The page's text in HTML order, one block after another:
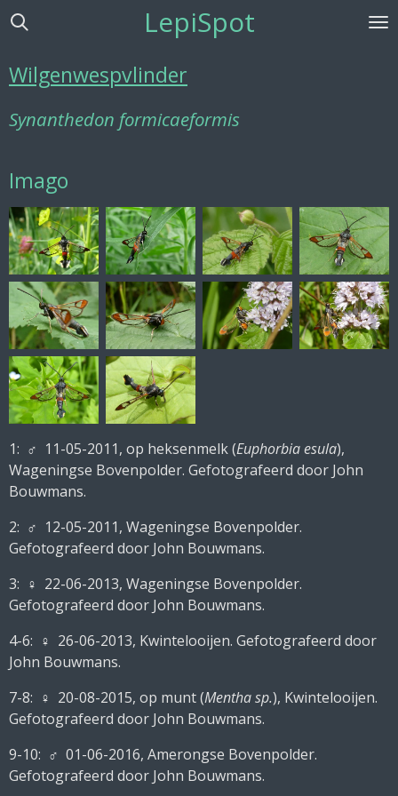
Ga
de
LepiSpot
Wilgenwespvlinder
Synanthedon formicaeformis
Imago
1: ♂ 11-05-2011, op heksenmelk (Euphorbia esula),
Wageningse Bovenpolder. Gefotografeerd door John
Bouwmans.
2: ♂ 12-05-2011, Wageningse Bovenpolder.
Gefotografeerd door John Bouwmans.
3: ♀ 22-06-2013, Wageningse Bovenpolder.
Gefotografeerd door John Bouwmans.
4-6: ♀ 26-06-2013, Kwintelooijen. Gefotografeerd door
John Bouwmans.
7-8: ♀ 20-08-2015, op munt (Mentha sp.), Kwintelooijen.
Gefotografeerd door John Bouwmans.
9-10: ♂ 01-06-2016, Amerongse Bovenpolder.
Gefotografeerd door John Bouwmans.